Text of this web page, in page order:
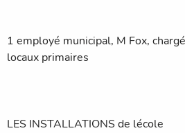
1 employé municipal, M Fox,
locaux primaires
LES INSTALLATIONS de lécole